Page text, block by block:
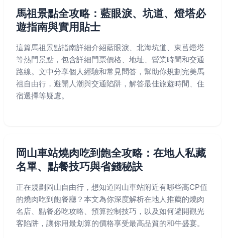
馬祖景點全攻略：藍眼淚、坑道、燈塔必
遊指南與實用貼士
這篇馬祖景點指南詳細介紹藍眼淚、北海坑道、東莒燈塔
等熱門景點，包含詳細門票價格、地址、營業時間和交通
路線。文中分享個人經驗和常見問答，幫助你規劃完美馬
祖自由行，避開人潮與交通陷阱，解答最佳旅遊時間、住
宿選擇等疑慮。
岡山車站燒肉吃到飽全攻略：在地人私藏
名單、點餐技巧與省錢秘訣
正在規劃岡山自由行，想知道岡山車站附近有哪些高CP值
的燒肉吃到飽餐廳？本文為你深度解析在地人推薦的燒肉
名店、點餐必吃攻略、預算控制技巧，以及如何避開觀光
客陷阱，讓你用最划算的價格享受最高品質的和牛盛宴。